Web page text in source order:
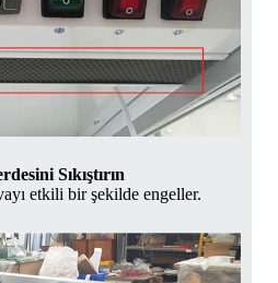
Sıkıştırın
etkili bir şekilde engeller.